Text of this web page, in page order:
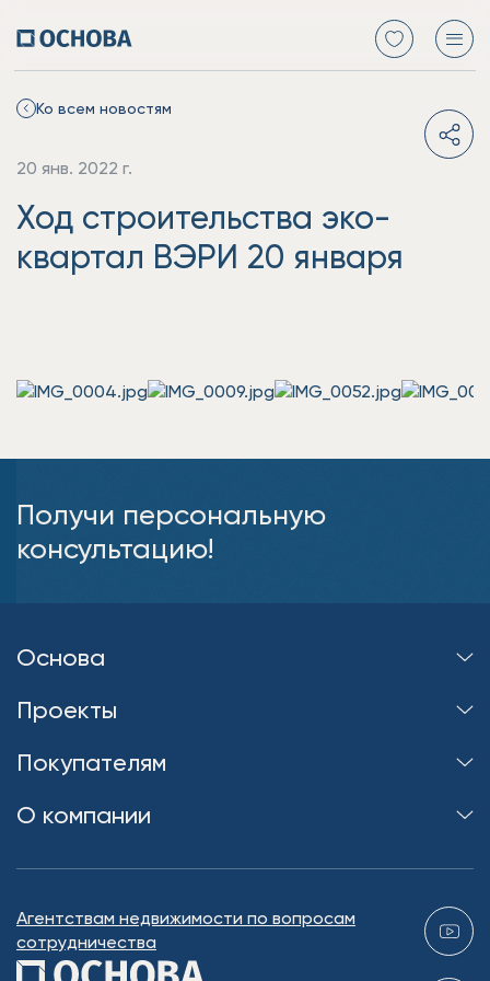
Ко всем новостям
20 янв. 2022 г.
Ход строительства эко-
квартал ВЭРИ 20 января
Получи персональную
консультацию!
Основа
Проекты
Покупателям
О компании
Агентствам недвижимости по вопросам
сотрудничества